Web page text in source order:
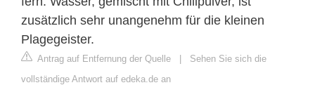
zusätzlich sehr unangenehm für die kleinen
Plagegeister.
Antrag auf Entfernung der Quelle | Sehen Sie sich die
vollständige Antwort auf edeka.de an